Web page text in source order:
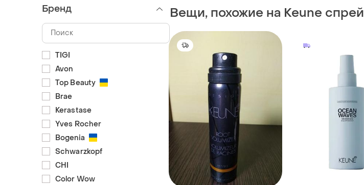
Вещи, похожие на Keune спрей
Бренд
TIGI
Avon
Top Beauty
Brae
Kerastase
Yves Rocher
Bogenia
Schwarzkopf
CHI
Color Wow